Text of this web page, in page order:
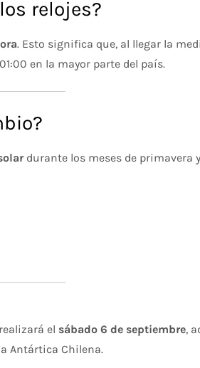
relojes?
. Esto significa que, al llegar la
en la mayor parte del país.
durante los meses de primavera
el sábado 6 de septiembre,
Antártica Chilena.